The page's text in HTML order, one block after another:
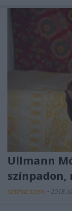
Ullmann
színpadon,
szinhaz szerk. • 2018.